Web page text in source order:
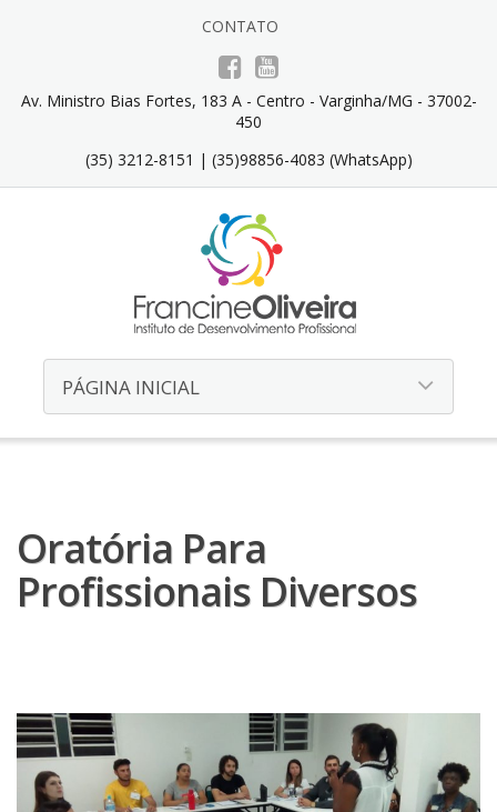
CONTATO
Av. Ministro Bias Fortes, 183 A - Centro - Varginha/MG - 37002-
450
(35) 3212-8151 | (35)98856-4083 (WhatsApp)
Oratória Para
Profissionais Diversos